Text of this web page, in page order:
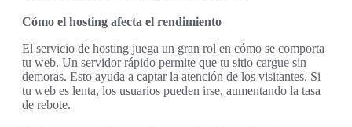
Cómo el hosting afecta el rendimiento
El servicio de hosting juega un gran rol en cómo se comporta
tu web. Un servidor rápido permite que tu sitio cargue sin
demoras. Esto ayuda a captar la atención de los visitantes. Si
tu web es lenta, los usuarios pueden irse, aumentando la tasa
de rebote.